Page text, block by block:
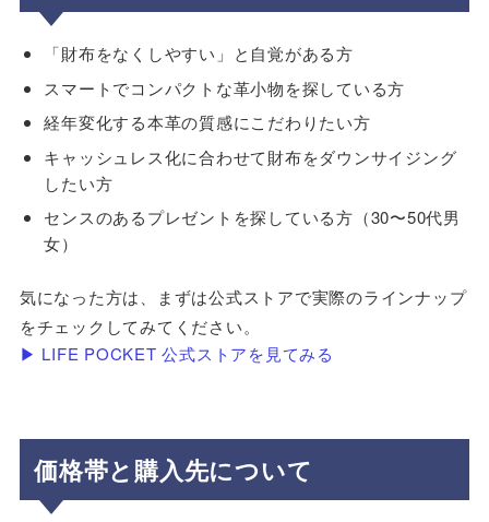
「財布をなくしやすい」と自覚がある方
スマートでコンパクトな革小物を探している方
経年変化する本革の質感にこだわりたい方
キャッシュレス化に合わせて財布をダウンサイジング
したい方
センスのあるプレゼントを探している方（30〜50代男
女）
気になった方は、まずは公式ストアで実際のラインナップ
をチェックしてみてください。
▶ LIFE POCKET 公式ストアを見てみる
価格帯と購入先について